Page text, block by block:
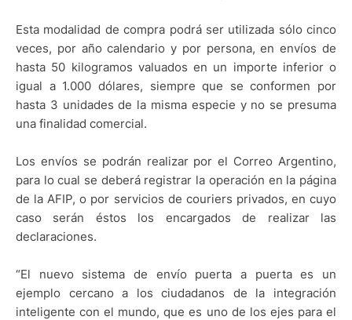
Esta modalidad de compra podrá ser utilizada sólo cinco
veces, por año calendario y por persona, en envíos de
hasta 50 kilogramos valuados en un importe inferior o
igual a 1.000 dólares, siempre que se conformen por
hasta 3 unidades de la misma especie y no se presuma
una finalidad comercial.
Los envíos se podrán realizar por el Correo Argentino,
para lo cual se deberá registrar la operación en la página
de la AFIP, o por servicios de couriers privados, en cuyo
caso serán éstos los encargados de realizar las
declaraciones.
“El nuevo sistema de envío puerta a puerta es un
ejemplo cercano a los ciudadanos de la integración
inteligente con el mundo, que es uno de los ejes para el